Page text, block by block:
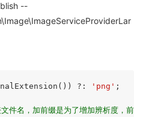
--
?:
'png' ;
件名，加前缀是为了增加辨析度，前缀